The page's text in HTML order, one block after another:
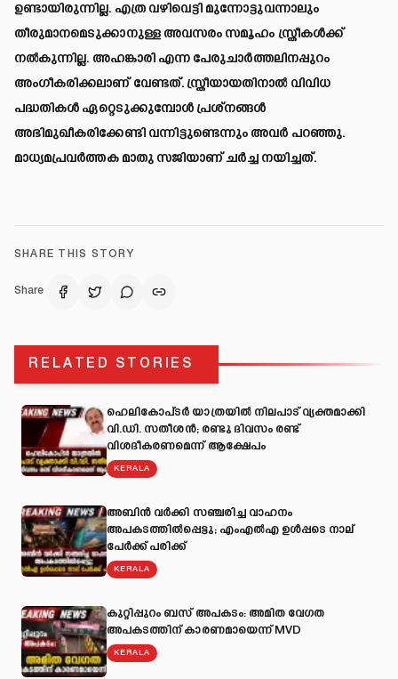
ഉണ്ടായിരുന്നില്ല. എത്ര വഴിവെട്ടി മുന്നോട്ടുവന്നാലും
തീരുമാനമെടുക്കാനുള്ള അവസരം സമൂഹം സ്ത്രീകള്‍ക്ക്
നല്‍കുന്നില്ല. അഹങ്കാരി എന്ന പേരുചാര്‍ത്തലിനപ്പുറം
അംഗീകരിക്കലാണ് വേണ്ടത്. സ്ത്രീയായതിനാല്‍ വിവിധ
പദ്ധതികള്‍ ഏറ്റെടുക്കുമ്പോള്‍ പ്രശ്‌നങ്ങള്‍
അഭിമുഖീകരിക്കേണ്ടി വന്നിട്ടുണ്ടെന്നും അവര്‍ പറഞ്ഞു.
മാധ്യമപ്രവര്‍ത്തക മാതു സജിയാണ് ചര്‍ച്ച നയിച്ചത്.
SHARE THIS STORY
Share
RELATED STORIES
ഹെലികോപ്ടർ യാത്രയിൽ നിലപാട് വ്യക്തമാക്കി
വി.ഡി. സതീശൻ; രണ്ടു ദിവസം രണ്ട്
വിശദീകരണമെന്ന് ആക്ഷേപം
KERALA
അബിന്‍ വര്‍ക്കി സഞ്ചരിച്ച വാഹനം
അപകടത്തില്‍പ്പെട്ടു; എംഎല്‍എ ഉള്‍പ്പടെ നാല്
പേര്‍ക്ക് പരിക്ക്
KERALA
കുറ്റിപ്പുറം ബസ് അപകടം: അമിത വേഗത
അപകടത്തിന് കാരണമായെന്ന് MVD
KERALA